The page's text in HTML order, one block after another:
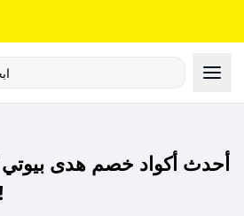
أحدث أكواد خصم هدى
لـ هدى بيوتي الآن!